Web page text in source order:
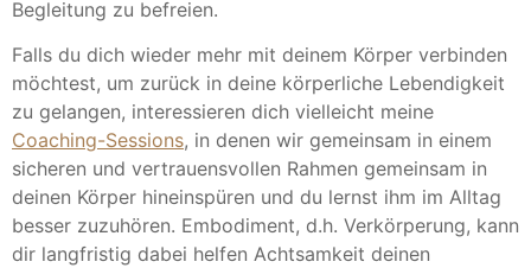
Begleitung zu befreien.
Falls du dich wieder mehr mit deinem Körper verbinden
möchtest, um zurück in deine körperliche Lebendigkeit
zu gelangen, interessieren dich vielleicht meine
Coaching-Sessions, in denen wir gemeinsam in einem
sicheren und vertrauensvollen Rahmen gemeinsam in
deinen Körper hineinspüren und du lernst ihm im Alltag
besser zuzuhören. Embodiment, d.h. Verkörperung, kann
dir langfristig dabei helfen Achtsamkeit deinen